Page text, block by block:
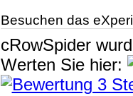
Besuchen das
cRowSpider
Werten Sie hier: